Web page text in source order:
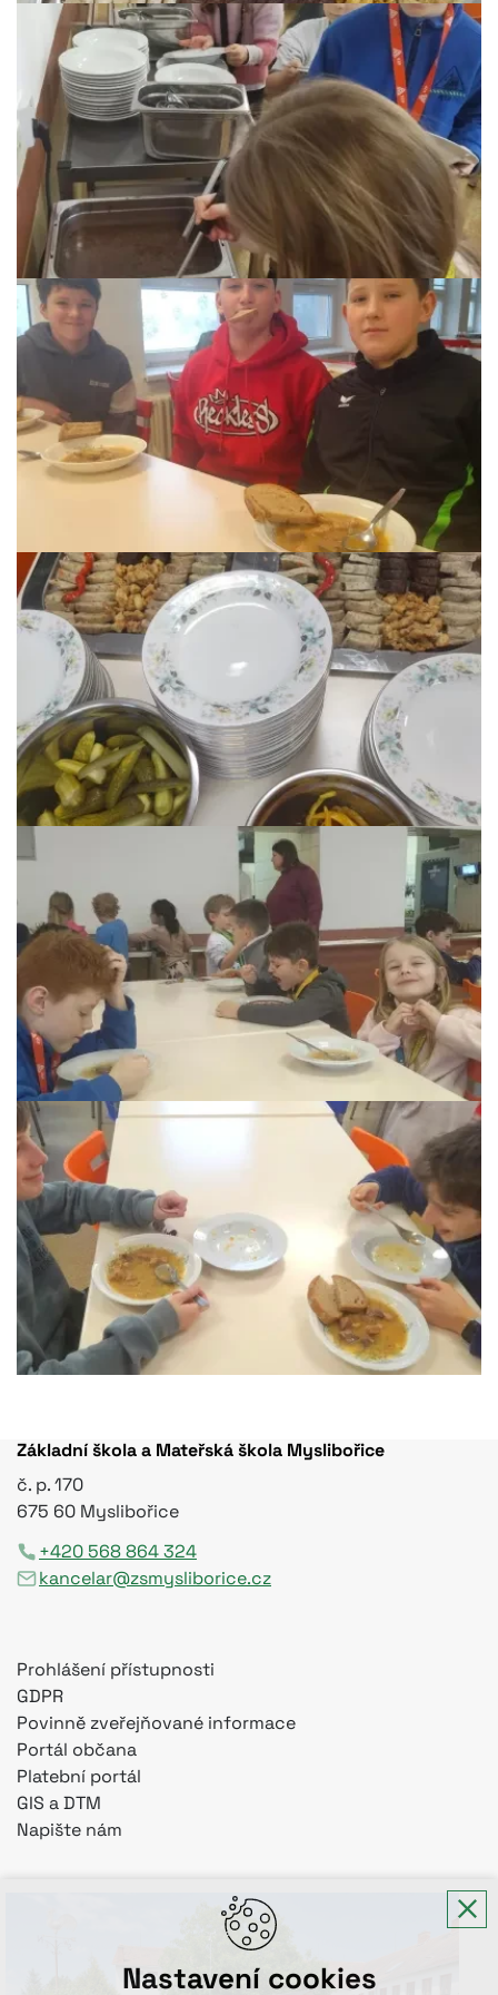
Základní škola a Mateřská škola Myslibořice
č. p. 170
675 60 Myslibořice
+420 568 864 324
kancelar@zsmysliborice.cz
Prohlášení přístupnosti
GDPR
Povinně zveřejňované informace
Portál občana
Platební portál
GIS a DTM
Napište nám
Nastavení cookies